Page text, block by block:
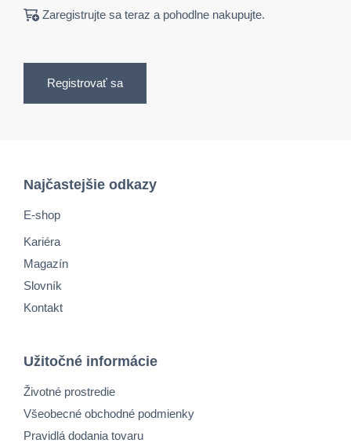
Zaregistrujte sa teraz a pohodlne nakupujte.
Registrovať sa
Najčastejšie odkazy
E-shop
Kariéra
Magazín
Slovník
Kontakt
Užitočné informácie
Životné prostredie
Všeobecné obchodné podmienky
Pravidlá dodania tovaru